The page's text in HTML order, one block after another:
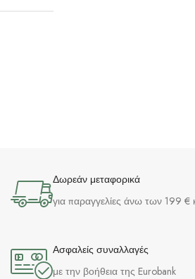
Δωρεάν μεταφορικά
για παραγγελίες άνω των 199 €
Ασφαλείς συναλλαγές
με την βοήθεια της Eurobank